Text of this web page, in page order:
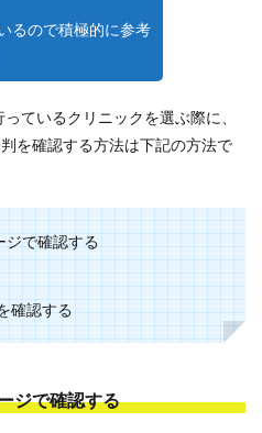
るので積極的に参考
ているクリニックを選ぶ際に、
を確認する方法は下記の方法で
ジで確認する
確認する
ジで確認する